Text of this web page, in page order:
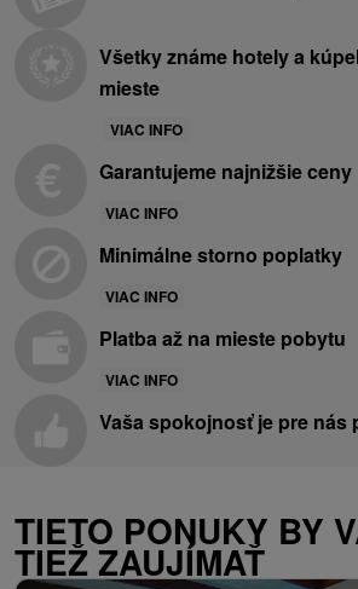
Všetky známe hotely a
mieste
VIAC INFO
Garantujeme najnižšie ceny
VIAC INFO
Minimálne storno poplatky
VIAC INFO
Platba až na mieste pobytu
VIAC INFO
Vaša spokojnosť je pre nás
TIETO PONUKY BY
TIEŽ ZAUJÍMAŤ